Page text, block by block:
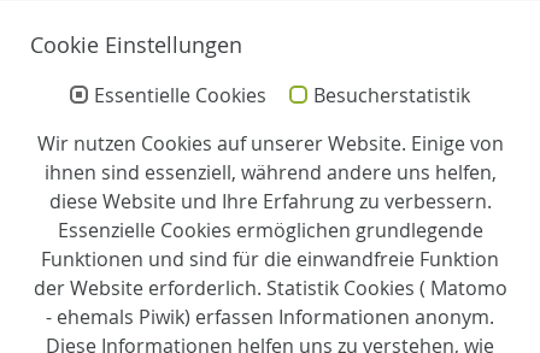
Leitung
Heike Brokjans
Einrichtungsleitung
Stefanie Sprute
Bereichsleitung
Partner
Cookie Einstellungen
Essentielle Cookies
Besucherstatistik
Wir nutzen Cookies auf unserer Website. Einige von
ihnen sind essenziell, während andere uns helfen,
diese Website und Ihre Erfahrung zu verbessern.
Essenzielle Cookies ermöglichen grundlegende
Funktionen und sind für die einwandfreie Funktion
der Website erforderlich. Statistik Cookies ( Matomo
- ehemals Piwik) erfassen Informationen anonym.
Diese Informationen helfen uns zu verstehen, wie